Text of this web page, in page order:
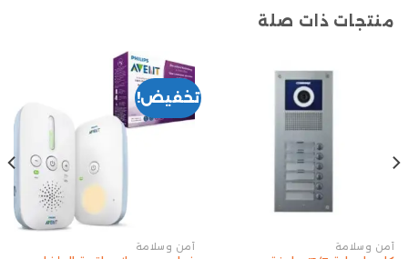
منتجات ذات صلة
أمن وسلامة
تخفيض!
أمن وسلامة